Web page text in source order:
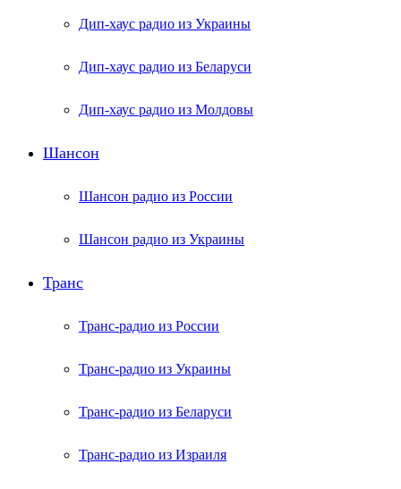
Дип-хаус радио из Украины
Дип-хаус радио из Беларуси
Дип-хаус радио из Молдовы
Шансон
Шансон радио из России
Шансон радио из Украины
Транс
Транс-радио из России
Транс-радио из Украины
Транс-радио из Беларуси
Транс-радио из Израиля